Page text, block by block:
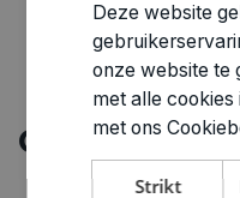
Ontdek
Deze website
onze website te
met alle
met ons
Strikt